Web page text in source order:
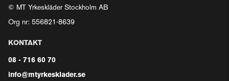
© MT Yrkeskläder Stockholm AB
Org nr: 556821-8639
KONTAKT
08 - 716 60 70
info@mtyrkesklader.se